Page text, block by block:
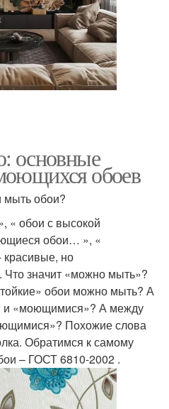
основные
обоев
обои?
« обои с высокой
обои… », «
но
значит «можно мыть»?
обои можно мыть? А
и «моющимися»? А между
Похожие слова
Обратимся к самому
– ГОСТ 6810-2002 .